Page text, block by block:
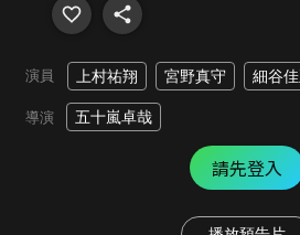
演員 上村祐翔 宮野真守 細谷
導演 五十嵐卓哉
請先登入